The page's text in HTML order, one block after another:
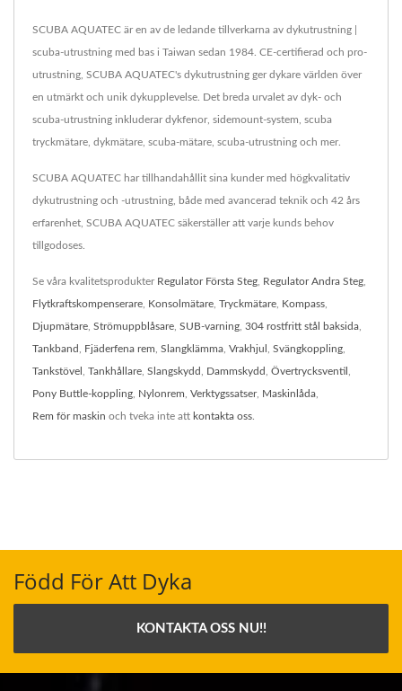
SCUBA AQUATEC är en av de ledande tillverkarna av dykutrustning |
scuba-utrustning med bas i Taiwan sedan 1984. CE-certifierad och pro-
utrustning, SCUBA AQUATEC's dykutrustning ger dykare världen över
en utmärkt och unik dykupplevelse. Det breda urvalet av dyk- och
scuba-utrustning inkluderar dykfenor, sidemount-system, scuba
tryckmätare, dykmätare, scuba-mätare, scuba-utrustning och mer.
SCUBA AQUATEC har tillhandahållit sina kunder med högkvalitativ
dykutrustning och -utrustning, både med avancerad teknik och 42 års
erfarenhet, SCUBA AQUATEC säkerställer att varje kunds behov
tillgodoses.
Se våra kvalitetsprodukter Regulator Första Steg Regulator Andra Steg
Flytkraftskompenserare Konsolmätare Tryckmätare Kompass
Djupmätare Strömuppblåsare SUB-varning 304 rostfritt stål baksida
Tankband Fjäderfena rem Slangklämma Vrakhjul Svängkoppling
Tankstövel Tankhållare Slangskydd Dammskydd Övertrycksventil
Pony Buttle-koppling Nylonrem Verktygssatser, Maskinlåda
Rem för maskin och tveka inte att kontakta oss
Född För Att Dyka
KONTAKTA OSS NU!!